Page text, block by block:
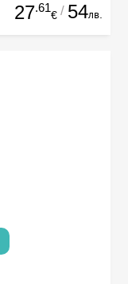
27.61
€ / 54лв.